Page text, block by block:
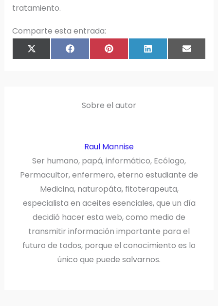
tratamiento.
Comparte esta entrada:
COMPARTIR
EN
X
T
COMPARTIR
F
C
COMPARTIR
P
N
COMPARTIR
EN
L
N
E
A
Sobre el autor
Raul Mannise
Ser humano, papá, informático, Ecólogo,
Permacultor, enfermero, eterno estudiante de
Medicina, naturopáta, fitoterapeuta,
especialista en aceites esenciales, que un día
decidió hacer esta web, como medio de
transmitir información importante para el
futuro de todos, porque el conocimiento es lo
único que puede salvarnos.